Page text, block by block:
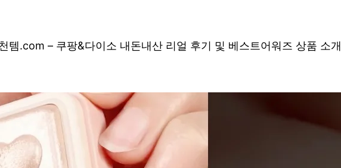
템.com – 쿠팡&다이소 내돈내산 리얼 후기 및 베스트어워즈 상품 소개